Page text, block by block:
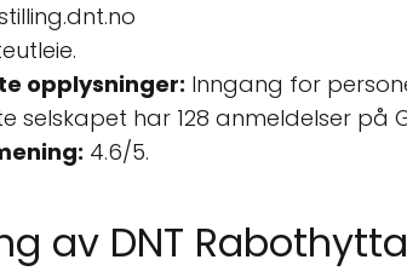
opplysninger: Inngang for
selskapet har 128 anmeldelser på
4.6/5.
av DNT Rabothytta